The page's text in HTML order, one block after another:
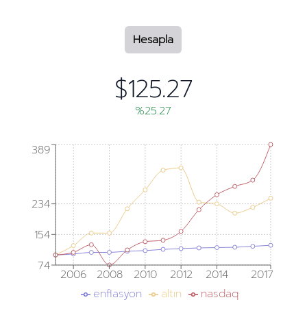
Hesapla
$125.27
%25.27
2006 2008 2010 2012 2014 2017
74
154
234
389
enflasyon altın nasdaq